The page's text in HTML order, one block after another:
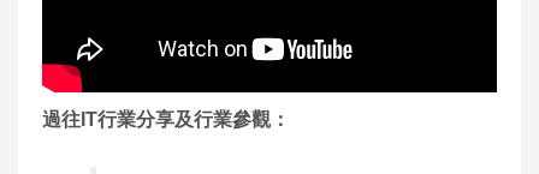
過往IT行業分享及行業參觀：